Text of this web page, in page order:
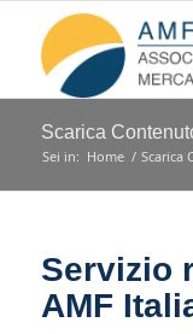
Scarica
Sei in: Home / Scarica
Servizio
AMF